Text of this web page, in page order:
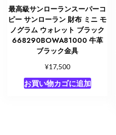
最高級サンローランスーパーコ
ピー サンローラン 財布 ミニ モ
ノグラム ウォレット ブラック
668290BOWA81000 牛革
ブラック金具
¥17,500
お買い物カゴに追加